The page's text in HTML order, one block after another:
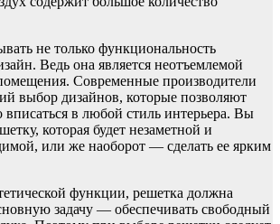
не только функциональность
Ведь она является неотъемлемой
Современные производители
выбор дизайнов, которые позволяют
вписаться в любой стиль интерьера. Вы
которая будет незаметной и
или же наоборот — сделать ее ярким
функции, решетка должна
задачу — обеспечивать свободный